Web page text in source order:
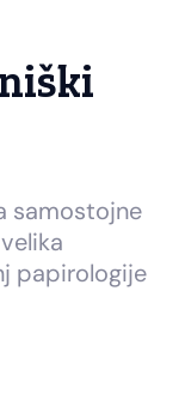
samostojne
papirologije